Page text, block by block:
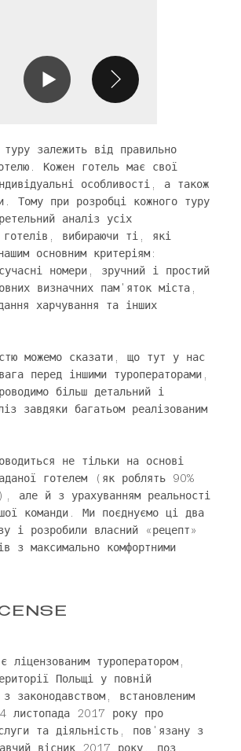
залежить від правильно
Кожен готель має свої
особливості, а також
Тому при розробці кожного туру
аналіз усіх
готелів, вибираючи ті, які
основним критеріям:
номери, зручний і простий
визначних пам'яток міста,
харчування та інших
можемо сказати, що тут у нас
перед іншими туроператорами,
більш детальний і
завдяки багатьом реалізованим
не тільки на основі
готелем (як роблять 90%
але й з урахуванням реальності
команди. Ми поєднуємо ці два
і розробили власний «рецепт»
з максимально комфортними
туроператором,
Польщі у повній
з законодавством, встановленим
листопада 2017 року про
та діяльність, пов'язану з
вісник 2017 року, поз.